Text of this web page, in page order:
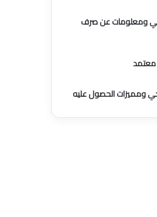
التسويق وأهم 6 أنواع
ومعلومات عن صرف
معتمد
ومميزات الحصول عليه